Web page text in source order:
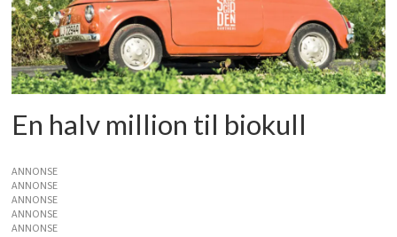
En halv million til biokull
ANNONSE
ANNONSE
ANNONSE
ANNONSE
ANNONSE